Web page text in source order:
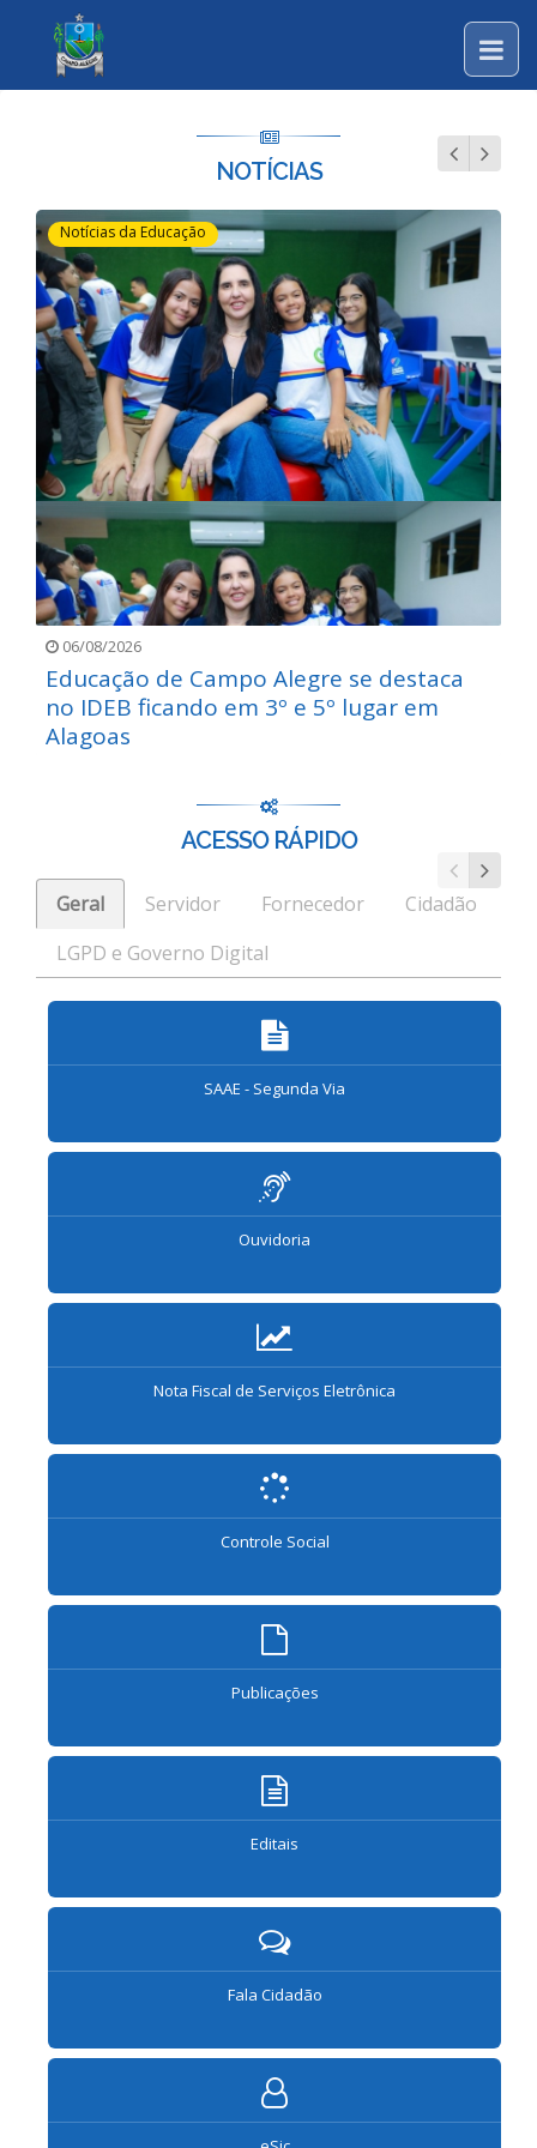
NOTÍCIAS
Notícias da Educação
06/08/2026
Educação de Campo Alegre se destaca
no IDEB ficando em 3º e 5º lugar em
Alagoas
ACESSO RÁPIDO
Geral Servidor Fornecedor
Cidadão
LGPD e Governo Digital
SAAE - Segunda Via
Ouvidoria
Nota Fiscal de Serviços Eletrônica
Controle Social
Publicações
Editais
Fala Cidadão